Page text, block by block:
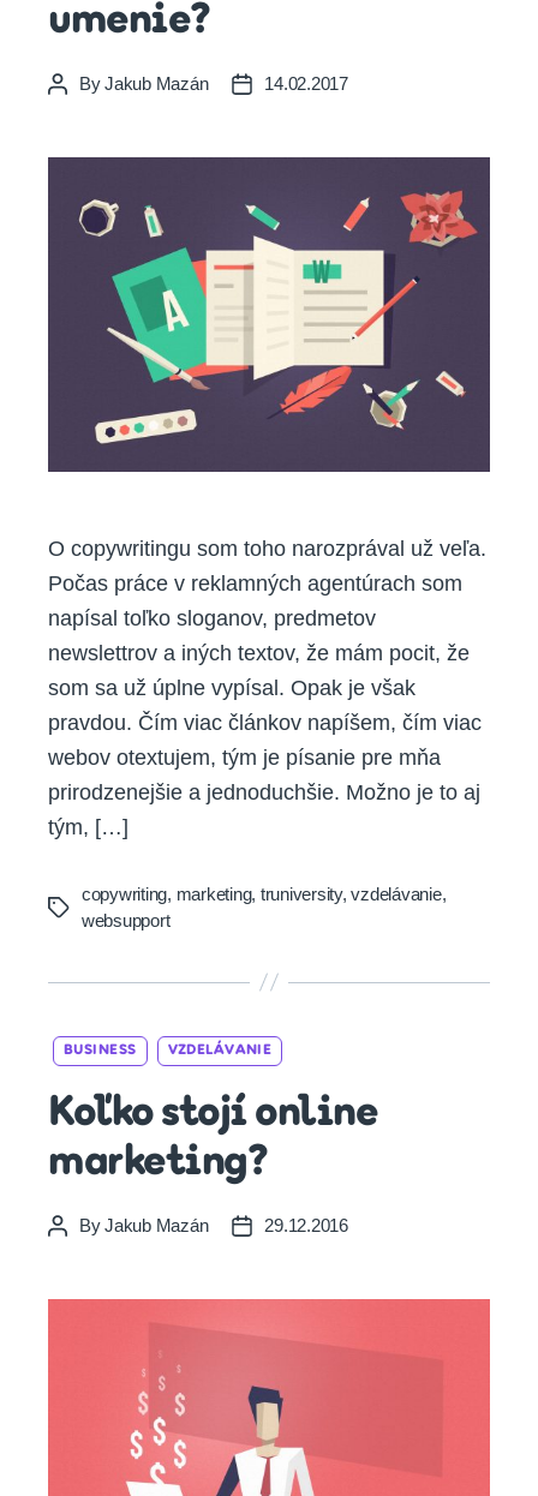
umenie?
PostByJakub Mazán
Post14.02.2017
O copywritingu som toho narozprával už veľa.
Počas práce v reklamných agentúrach som
napísal toľko sloganov, predmetov
newslettrov a iných textov, že mám pocit, že
som sa už úplne vypísal. Opak je však
pravdou. Čím viac článkov napíšem, čím viac
webov otextujem, tým je písanie pre mňa
prirodzenejšie a jednoduchšie. Možno je to aj
tým, […]
Tags
copywriting, marketing, truniversity,vzdelávanie,
websupport
Categories
BUSINESS VZDELÁVANIE
Koľko stojí online
marketing?
PostByJakub Mazán
Post29.12.2016